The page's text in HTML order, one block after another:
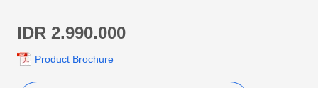
IDR 2.990.000
Product Brochure